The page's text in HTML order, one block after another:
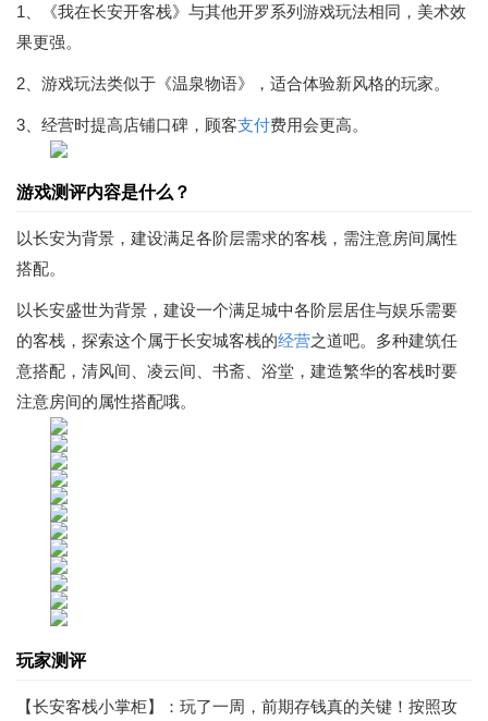
1、《我在长安开客栈》与其他开罗系列游戏玩法相同，美术效
果更强。
2、游戏玩法类似于《温泉物语》，适合体验新风格的玩家。
3、经营时提高店铺口碑，顾客支付费用会更高。
游戏测评内容是什么？
以长安为背景，建设满足各阶层需求的客栈，需注意房间属性
搭配。
以长安盛世为背景，建设一个满足城中各阶层居住与娱乐需要
的客栈，探索这个属于长安城客栈的经营之道吧。多种建筑任
意搭配，清风间、凌云间、书斋、浴堂，建造繁华的客栈时要
注意房间的属性搭配哦。
玩家测评
【长安客栈小掌柜】：玩了一周，前期存钱真的关键！按照攻